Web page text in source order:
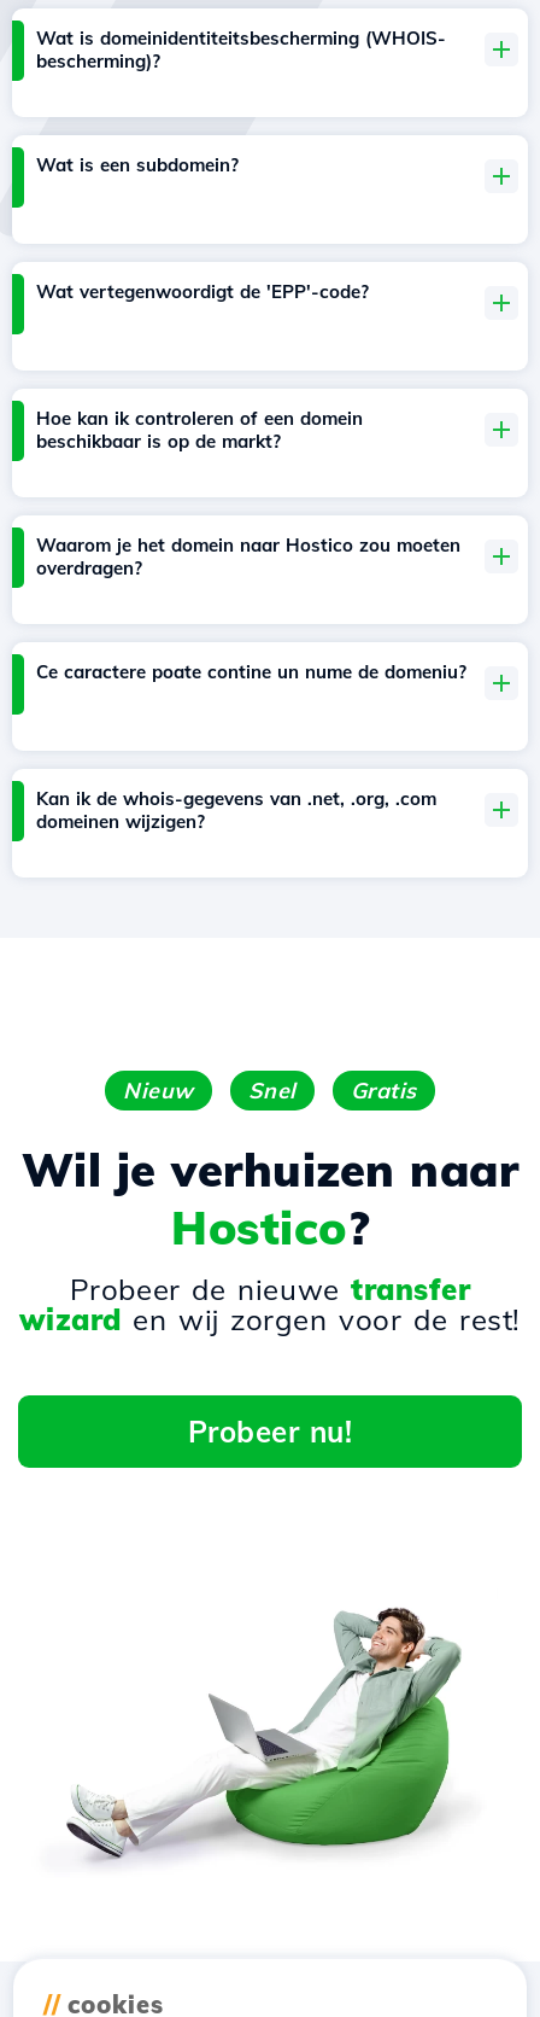
Wat is domeinidentiteitsbescherming (WHOIS-
bescherming)?
Wat is een subdomein?
Wat vertegenwoordigt de 'EPP'-code?
Hoe kan ik controleren of een domein
beschikbaar is op de markt?
Waarom je het domein naar Hostico zou moeten
overdragen?
Ce caractere poate contine un nume de domeniu?
Kan ik de whois-gegevens van .net, .org, .com
domeinen wijzigen?
Nieuw Snel Gratis
Wil je verhuizen naar
Hostico?
Probeer de nieuwetransfer
wizard en wij zorgen voor de rest!
Probeer nu!
// cookies